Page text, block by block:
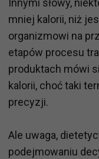
Innymi słowy,
mniej kalorii, niż
organizmowi na
etapów procesu
produktach mówi
kalorii, choć taki
precyzji.
Ale uwaga,
podejmowaniu